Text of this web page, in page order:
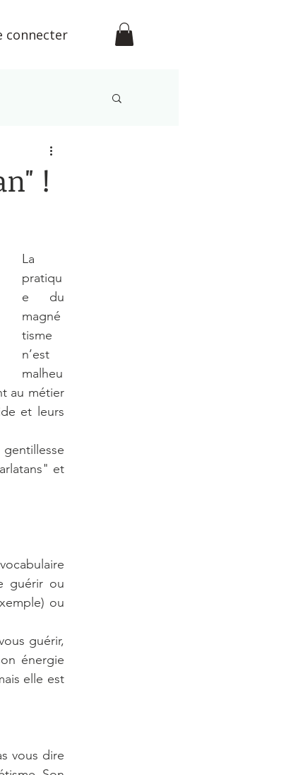
connecter
!
La
pratiqu
e du
magné
tisme
n’est
malheu
au métier
et leurs
et
guérir ou
ou
guérir,
énergie
elle est
vous dire